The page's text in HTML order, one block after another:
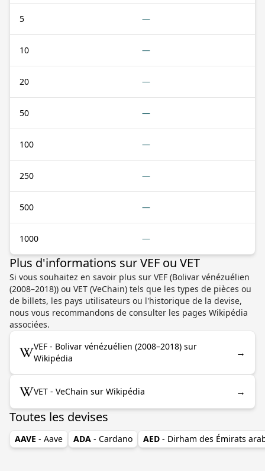
5 —
10 —
20 —
50 —
100 —
250 —
500 —
1000 —
Plus d'informations sur VEF ou VET
Si vous souhaitez en savoir plus sur VEF (Bolivar vénézuélien
(2008–2018)) ou VET (VeChain) tels que les types de pièces ou
de billets, les pays utilisateurs ou l'historique de la devise,
nous vous recommandons de consulter les pages Wikipédia
associées.
VEF - Bolivar vénézuélien (2008–2018) sur
Wikipédia
→
VET - VeChain sur Wikipédia →
Toutes les devises
AAVE - Aave ADA - Cardano AED - Dirham des Émirats